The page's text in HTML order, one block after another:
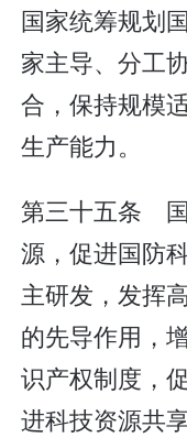
国家统筹规划
家主导、分工
合，保持规模
生产能力。
第三十五条
源，促进国防
主研发，发挥
的先导作用，
识产权制度，
进科技资源共